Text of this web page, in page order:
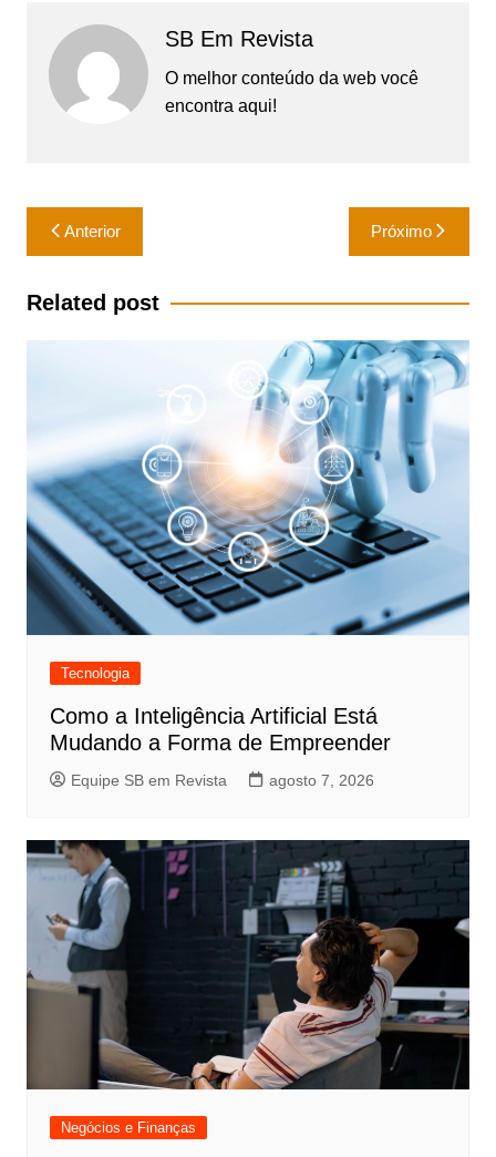
SB Em Revista
O melhor conteúdo da web você
encontra aqui!
Navegação
de
Post
Anterior Próximo
Related post
Tecnologia
Como a Inteligência Artificial Está
Mudando a Forma de Empreender
Equipe SB em Revista agosto 7, 2026
Negócios e Finanças